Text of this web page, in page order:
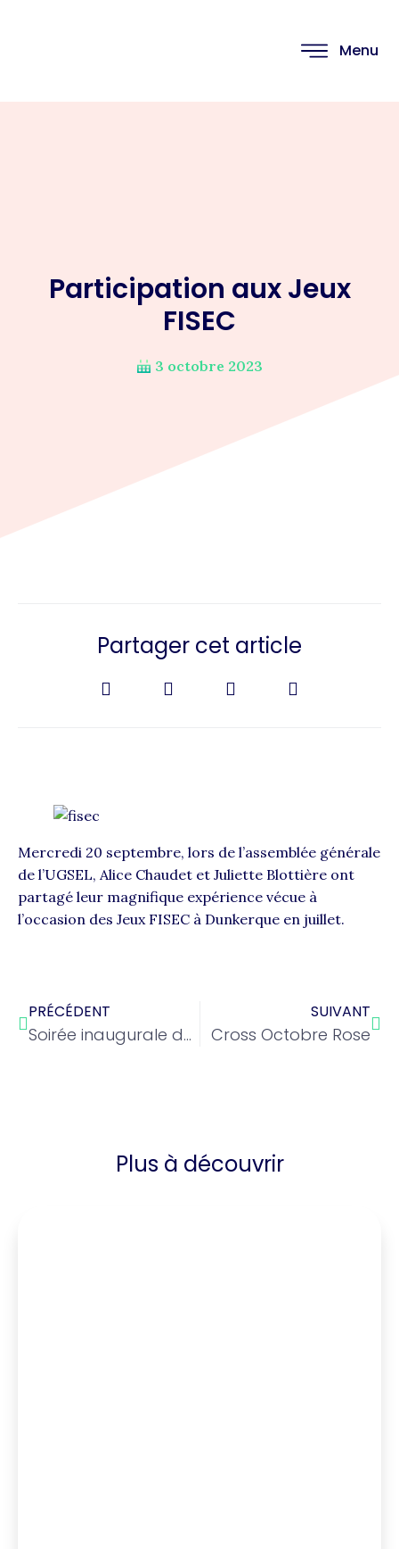
Menu
Participation aux Jeux
FISEC
3 octobre 2023
Partager cet article
Mercredi 20 septembre, lors de l’assemblée générale
de l’UGSEL, Alice Chaudet et Juliette Blottière ont
partagé leur magnifique expérience vécue à
l’occasion des Jeux FISEC à Dunkerque en juillet.
PRÉCÉDENT
Soirée inaugurale de l’Amphi Jeanne de Hercé (29/09/23)
SUIVANT
Cross Octobre Rose
Plus à découvrir